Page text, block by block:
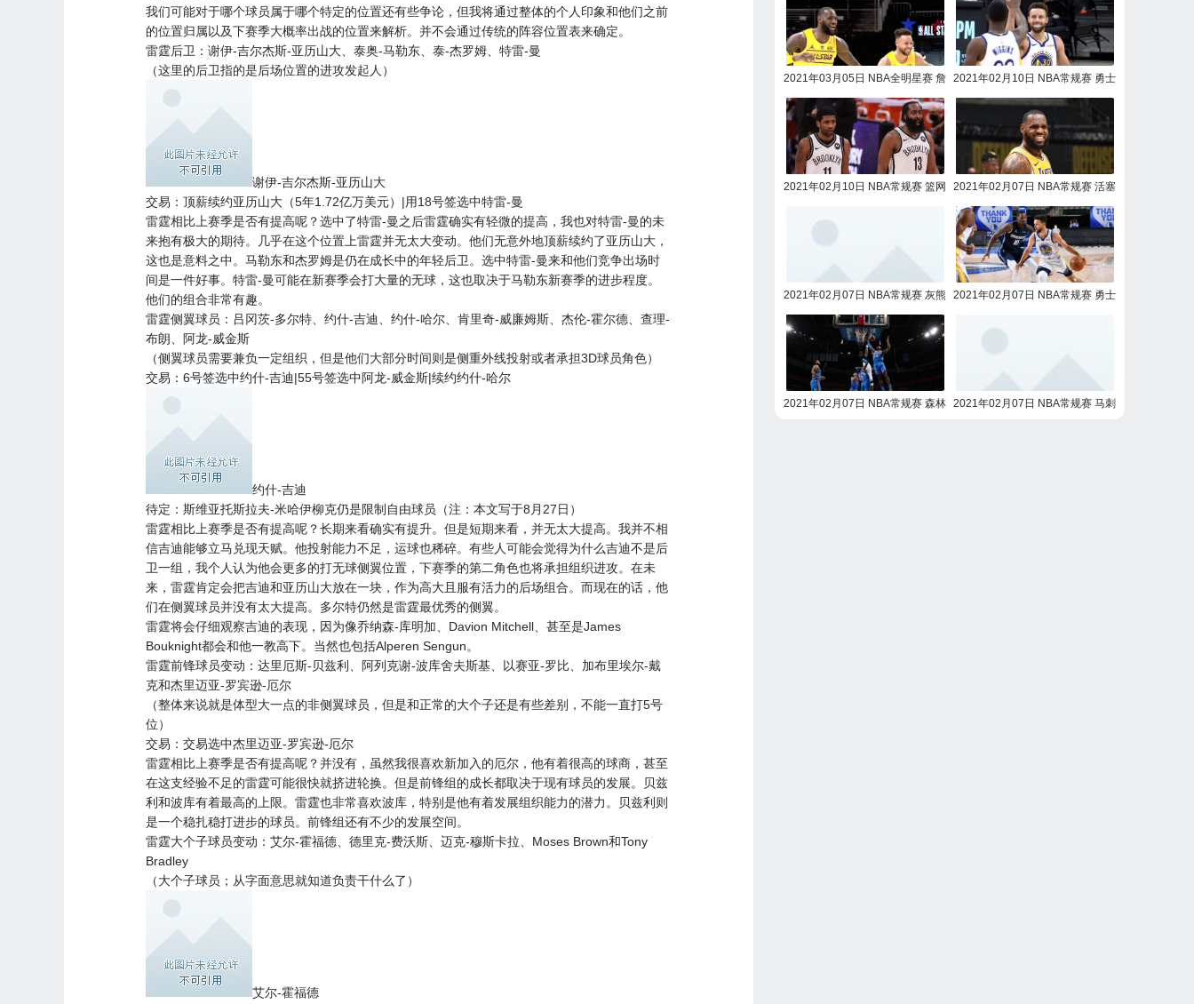
我们可能对于哪个球员属于哪个特定的位置还有些争论，但我将通过整体的个人印象和他们之前
的位置归属以及下赛季大概率出战的位置来解析。并不会通过传统的阵容位置表来确定。
雷霆后卫：谢伊-吉尔杰斯-亚历山大、泰奥-马勒东、泰-杰罗姆、特雷-曼
（这里的后卫指的是后场位置的进攻发起人）
谢伊-吉尔杰斯-亚历山大
交易：顶薪续约亚历山大（5年1.72亿万美元）|用18号签选中特雷-曼
雷霆相比上赛季是否有提高呢？选中了特雷-曼之后雷霆确实有轻微的提高，我也对特雷-曼的未
来抱有极大的期待。几乎在这个位置上雷霆并无太大变动。他们无意外地顶薪续约了亚历山大，
这也是意料之中。马勒东和杰罗姆是仍在成长中的年轻后卫。选中特雷-曼来和他们竞争出场时
间是一件好事。特雷-曼可能在新赛季会打大量的无球，这也取决于马勒东新赛季的进步程度。
他们的组合非常有趣。
雷霆侧翼球员：吕冈茨-多尔特、约什-吉迪、约什-哈尔、肯里奇-威廉姆斯、杰伦-霍尔德、查理-
布朗、阿龙-威金斯
（侧翼球员需要兼负一定组织，但是他们大部分时间则是侧重外线投射或者承担3D球员角色）
交易：6号签选中约什-吉迪|55号签选中阿龙-威金斯|续约约什-哈尔
约什-吉迪
待定：斯维亚托斯拉夫-米哈伊柳克仍是限制自由球员（注：本文写于8月27日）
雷霆相比上赛季是否有提高呢？长期来看确实有提升。但是短期来看，并无太大提高。我并不相
信吉迪能够立马兑现天赋。他投射能力不足，运球也稀碎。有些人可能会觉得为什么吉迪不是后
卫一组，我个人认为他会更多的打无球侧翼位置，下赛季的第二角色也将承担组织进攻。在未
来，雷霆肯定会把吉迪和亚历山大放在一块，作为高大且服有活力的后场组合。而现在的话，他
们在侧翼球员并没有太大提高。多尔特仍然是雷霆最优秀的侧翼。
雷霆将会仔细观察吉迪的表现，因为像乔纳森-库明加、Davion Mitchell、甚至是James
Bouknight都会和他一教高下。当然也包括Alperen Sengun。
雷霆前锋球员变动：达里厄斯-贝兹利、阿列克谢-波库舍夫斯基、以赛亚-罗比、加布里埃尔-戴
克和杰里迈亚-罗宾逊-厄尔
（整体来说就是体型大一点的非侧翼球员，但是和正常的大个子还是有些差别，不能一直打5号
位）
交易：交易选中杰里迈亚-罗宾逊-厄尔
雷霆相比上赛季是否有提高呢？并没有，虽然我很喜欢新加入的厄尔，他有着很高的球商，甚至
在这支经验不足的雷霆可能很快就挤进轮换。但是前锋组的成长都取决于现有球员的发展。贝兹
利和波库有着最高的上限。雷霆也非常喜欢波库，特别是他有着发展组织能力的潜力。贝兹利则
是一个稳扎稳打进步的球员。前锋组还有不少的发展空间。
雷霆大个子球员变动：艾尔-霍福德、德里克-费沃斯、迈克-穆斯卡拉、Moses Brown和Tony
Bradley
（大个子球员；从字面意思就知道负责干什么了）
艾尔-霍福德
2021年03月05日 NBA全明星赛 詹 2021年02月10日 NBA常规赛 勇士
2021年02月10日 NBA常规赛 篮网
2021年02月07日 NBA常规赛 活塞
2021年02月07日 NBA常规赛 灰熊
2021年02月07日 NBA常规赛 勇士
2021年02月07日 NBA常规赛 森林 2021年02月07日 NBA常规赛 马刺